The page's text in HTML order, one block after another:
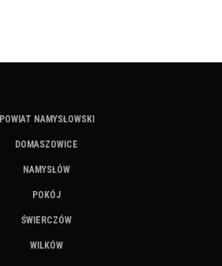
POWIAT NAMYSŁOWSKI
DOMASZOWICE
NAMYSŁÓW
POKÓJ
ŚWIERCZÓW
WILKÓW